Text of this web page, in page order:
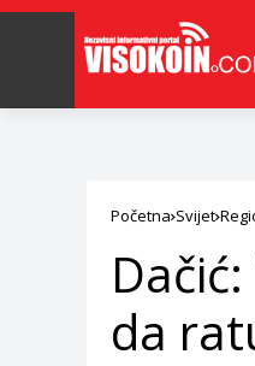
Početna Svijet
da